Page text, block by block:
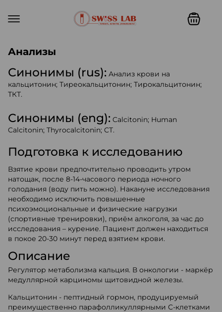
Анализы
Синонимы (rus): Анализ крови на
кальцитонин; Тиреокальцитонин; Тирокальцитонин;
ТКТ.
Синонимы (eng): Calcitonin; Human
Calcitonin; Thyrocalcitonin; CT.
Подготовка к исследованию
Взятие крови предпочтительно проводить утром
натощак, после 8-14-часового периода ночного
голодания (воду пить можно). Накануне исследования
необходимо исключить повышенные
психоэмоциональные и физические нагрузки
(спортивные тренировки), приём алкоголя, за час до
исследования – курение. Пациент должен находиться
в покое 20-30 минут перед взятием крови.
Описание
Регулятор метаболизма кальция. В онкологии - маркёр
медуллярной карциномы щитовидной железы.
Кальцитонин - пептидный гормон, продуцируемый
преимущественно парафолликуллярными С-клетками